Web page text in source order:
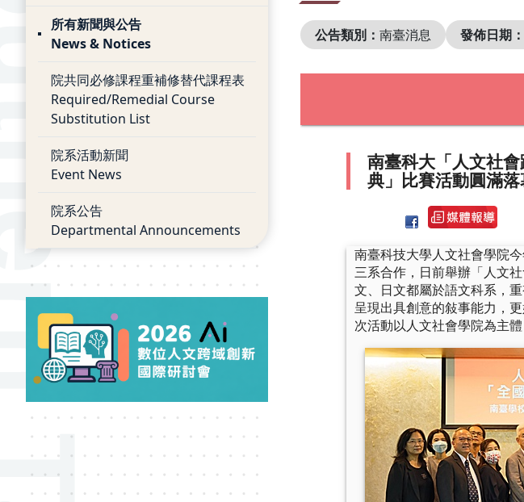
所有新聞與公告
News & Notices
院共同必修課程重補修替代課程表
Required/Remedial Course
Substitution List
院系活動新聞
Event News
院系公告
Departmental Announcements
公告類別： 南臺消息 發佈日期：